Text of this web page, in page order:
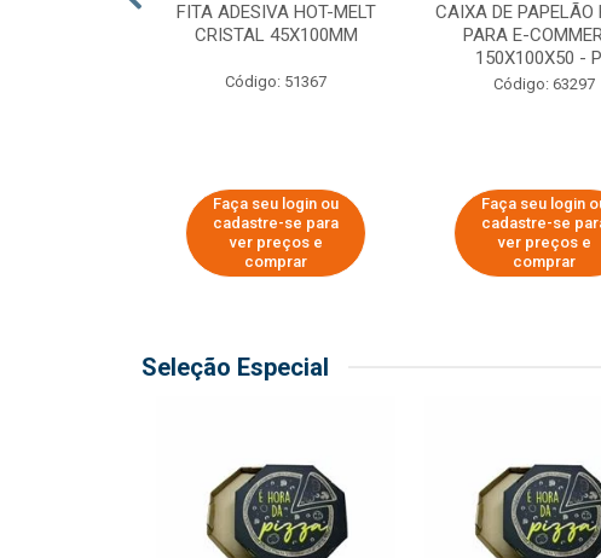
FITA ADESIVA HOT-MELT
CRISTAL 45X100MM
Código: 51367
Faça seu login ou
cadastre-se para
ver preços e
comprar
CAIXA DE PAPELÃO
PARA E-
150X100X50 -
Código: 63297
Faça seu login
cadastre-se
ver preços e
comprar
Seleção Especial